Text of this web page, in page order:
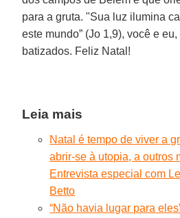
para a gruta. "Sua luz ilumina
este mundo” (Jo 1,9), você e
batizados. Feliz Natal!
Leia mais
Natal é tempo de viver a
abrir-se à utopia, a outros
Entrevista especial com
Betto
“Não havia lugar para